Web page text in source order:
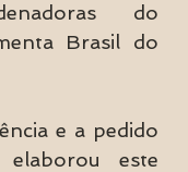
do
Brasil do
e a pedido
este